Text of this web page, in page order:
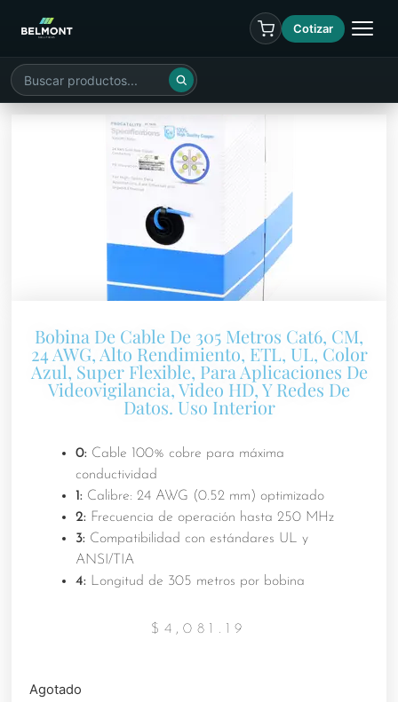
Cotizar
Bobina De Cable De 305 Metros Cat6, CM,
24 AWG, Alto Rendimiento, ETL, UL, Color
Azul, Super Flexible, Para Aplicaciones De
Videovigilancia, Video HD, Y Redes De
Datos. Uso Interior
0: Cable 100% cobre para máxima
conductividad
1: Calibre: 24 AWG (0.52 mm) optimizado
2: Frecuencia de operación hasta 250 MHz
3: Compatibilidad con estándares UL y
ANSI/TIA
4: Longitud de 305 metros por bobina
$ 4,081.19
Agotado